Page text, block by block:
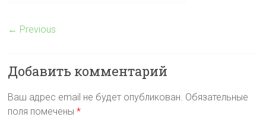
← Previous
Добавить комментарий
Ваш адрес email не будет опубликован. Обязательные
поля помечены*